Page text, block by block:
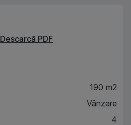
Descarcă PDF
190 m2
Vânzare
4